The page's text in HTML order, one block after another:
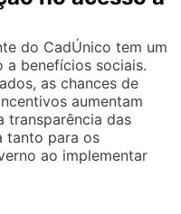
do CadÚnico tem um
benefícios sociais.
as chances de
aumentam
transparência das
tanto para os
ao implementar